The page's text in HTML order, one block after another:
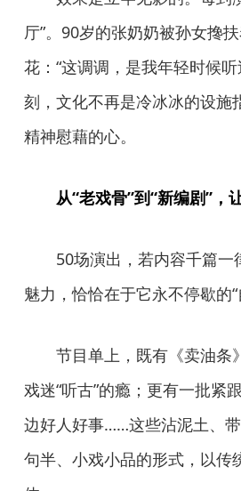
厅”。90岁的张奶奶被孙女搀
花：“这调调，是我年轻时候
刻，文化不再是冷冰冰的设施
精神慰藉的心。
从“老戏骨”到“新编剧”，
50场演出，若内容千篇一
魅力，恰恰在于它永不停歇的“
节目单上，既有《卖油条
戏迷“听古”的瘾；更有一批紧
边好人好事……这些沾泥土、
句半、小戏小品的形式，以传